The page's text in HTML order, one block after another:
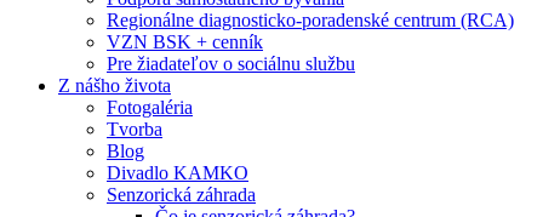
Regionálne diagnosticko-poradenské centrum (RCA)
VZN BSK + cenník
Pre žiadateľov o sociálnu službu
Z nášho života
Fotogaléria
Tvorba
Blog
Divadlo KAMKO
Senzorická záhrada